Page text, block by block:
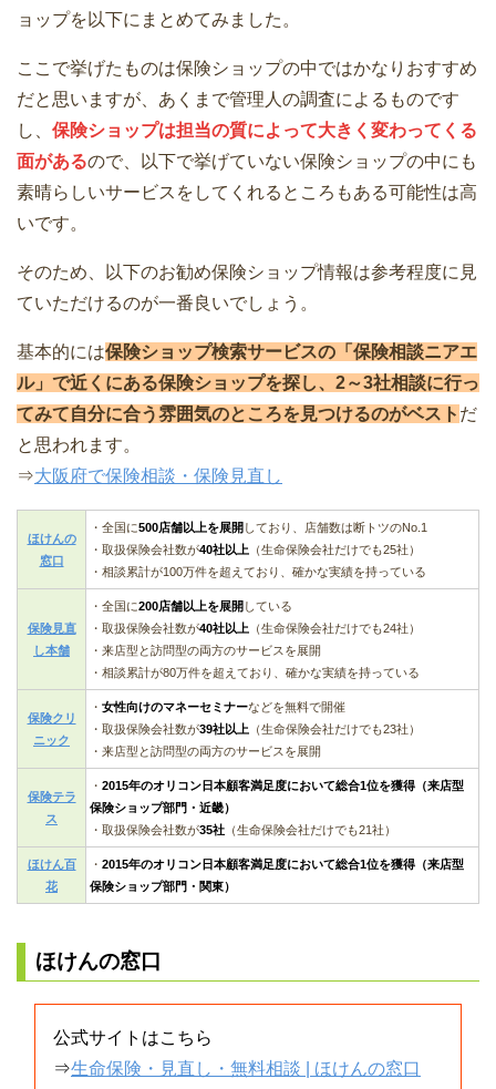
ョップを以下にまとめてみました。
ここで挙げたものは保険ショップの中ではかなりおすすめ
だと思いますが、あくまで管理人の調査によるものです
し、 保険ショップは担当の質によって大きく変わってくる
面があるので、以下で挙げていない保険ショップの中にも
素晴らしいサービスをしてくれるところもある可能性は高
いです。
そのため、以下のお勧め保険ショップ情報は参考程度に見
ていただけるのが一番良いでしょう。
基本的には保険ショップ検索サービスの「保険相談ニアエ
ル」で近くにある保険ショップを探し、2～3社相談に行っ
てみて自分に合う雰囲気のところを見つけるのがベスト だ
と思われます。
⇒大阪府で保険相談・保険見直し
ほけんの
窓口
・全国に500店舗以上を展開 しており、店舗数は断トツのNo.1
・取扱保険会社数が40社以上
（生命保険会社だけでも25社）
・相談累計が100万件を超えており、確かな実績を持っている
保険見直
し本舗
・全国に200店舗以上を展開 している
・取扱保険会社数が40社以上
（生命保険会社だけでも24社）
・来店型と訪問型の両方のサービスを展開
・相談累計が80万件を超えており、確かな実績を持っている
保険クリ
ニック
・女性向けのマネーセミナーなどを無料で開催
・取扱保険会社数が39社以上
（生命保険会社だけでも23社）
・来店型と訪問型の両方のサービスを展開
保険テラ
ス
・2015年のオリコン日本顧客満足度において総合1位を獲得（来店型
保険ショップ部門・近畿）
・取扱保険会社数が35社 （生命保険会社だけでも21社）
ほけん百
花
・2015年のオリコン日本顧客満足度において総合1位を獲得（来店型
保険ショップ部門・関東）
ほけんの窓口
公式サイトはこちら
⇒生命保険・見直し・無料相談 | ほけんの窓口